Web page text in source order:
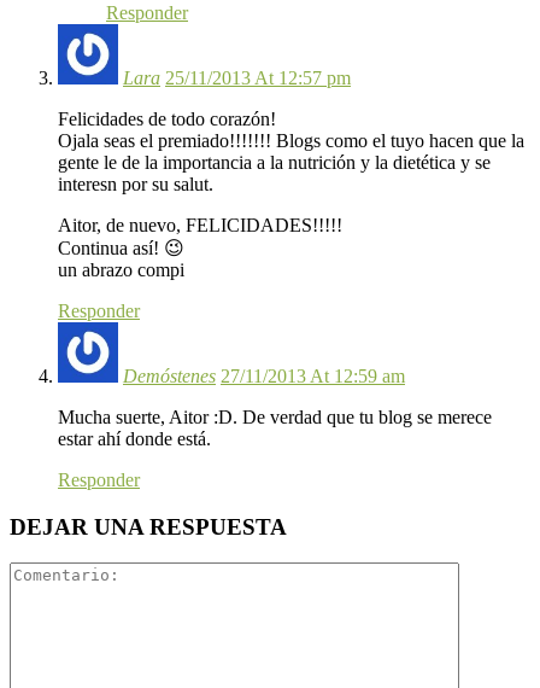
Responder
Lara 25/11/2013 At 12:57 pm
Felicidades de todo corazón!
Ojala seas el premiado!!!!!!! Blogs como el tuyo hacen que la
gente le de la importancia a la nutrición y la dietética y se
interesn por su salut.
Aitor, de nuevo, FELICIDADES!!!!!
Continua así! 😉
un abrazo compi
Responder
Demóstenes 27/11/2013 At 12:59 am
Mucha suerte, Aitor :D. De verdad que tu blog se merece
estar ahí donde está.
Responder
DEJAR UNA RESPUESTA